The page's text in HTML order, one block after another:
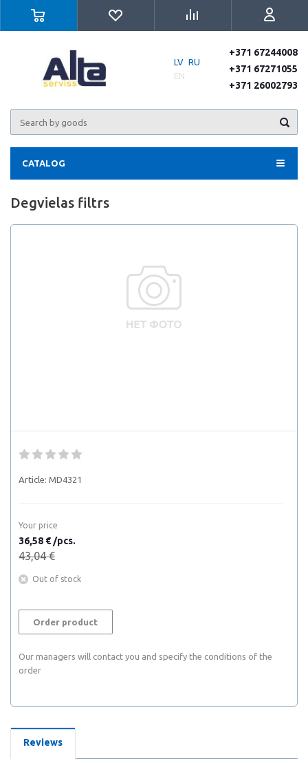
LV RU
EN
+371 67244008
+371 67271055
+371 26002793
CATALOG
Degvielas filtrs
Article: MD4321
Your price
36,58 € /pcs.
43,04 €
Out of stock
Order product
Our managers will contact you and specify the conditions of the
order
Reviews